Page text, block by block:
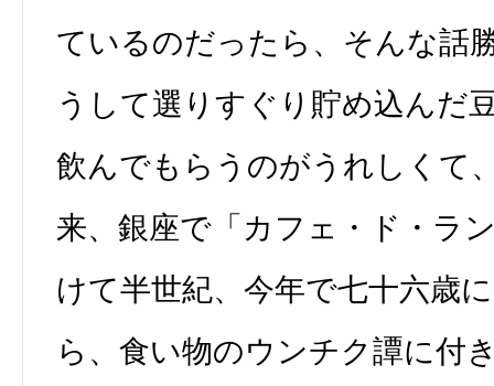
ているのだったら、そんな話
うして選りすぐり貯め込んだ
飲んでもらうのがうれしくて
来、銀座で「カフェ・ド・ラ
けて半世紀、今年で七十六歳
ら、食い物のウンチク譚に付